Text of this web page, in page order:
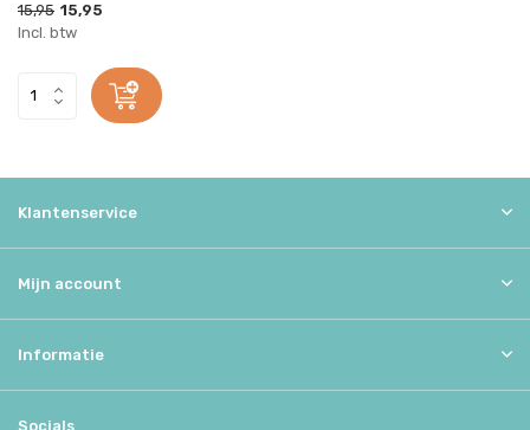
15,95 15,95
Incl. btw
Klantenservice
Mijn account
Informatie
Socials